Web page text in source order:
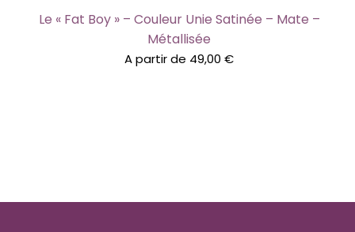
Le « Fat Boy » – Couleur Unie Satinée – Mate –
Métallisée
A partir de 49,00€